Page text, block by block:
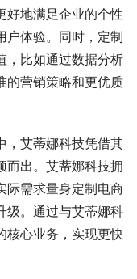
好地满足企业的个性
户体验。同时，定制
，比如通过数据分析
的营销策略和更优质
，艾蒂娜科技凭借其
而出。艾蒂娜科技拥
际需求量身定制电商
级。通过与艾蒂娜科
核心业务，实现更快